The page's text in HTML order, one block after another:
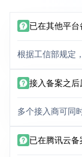
已在其他平台
根据工信部规定
接入备案之后
多个接入商可同
已在腾讯云备